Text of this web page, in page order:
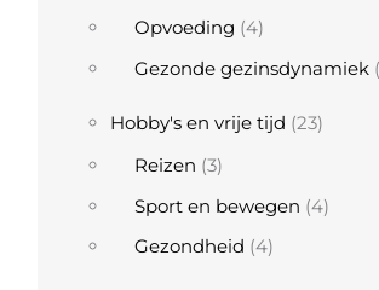
Opvoeding (4)
Gezonde gezinsdynamiek
Hobby's en vrije tijd (23)
Reizen (3)
Sport en bewegen (4)
Gezondheid (4)